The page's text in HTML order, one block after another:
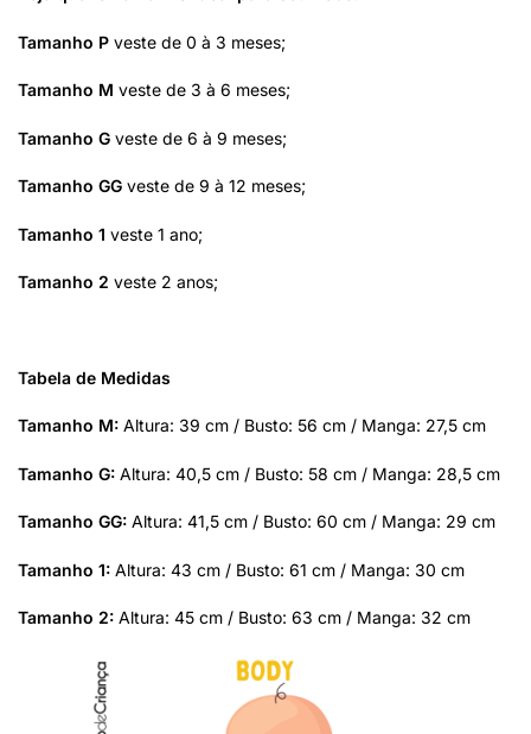
Tamanho P veste de 0 à 3 meses;
Tamanho M veste de 3 à 6 meses;
Tamanho G veste de 6 à 9 meses;
Tamanho GG veste de 9 à 12 meses;
Tamanho 1 veste 1 ano;
Tamanho 2 veste 2 anos;
Tabela de Medidas
Tamanho M: Altura: 39 cm / Busto: 56 cm / Manga: 27,5 cm
Tamanho G: Altura: 40,5 cm / Busto: 58 cm / Manga: 28,5 cm
Tamanho GG: Altura: 41,5 cm / Busto: 60 cm / Manga: 29 cm
Tamanho 1: Altura: 43 cm / Busto: 61 cm / Manga: 30 cm
Tamanho 2: Altura: 45 cm / Busto: 63 cm / Manga: 32 cm